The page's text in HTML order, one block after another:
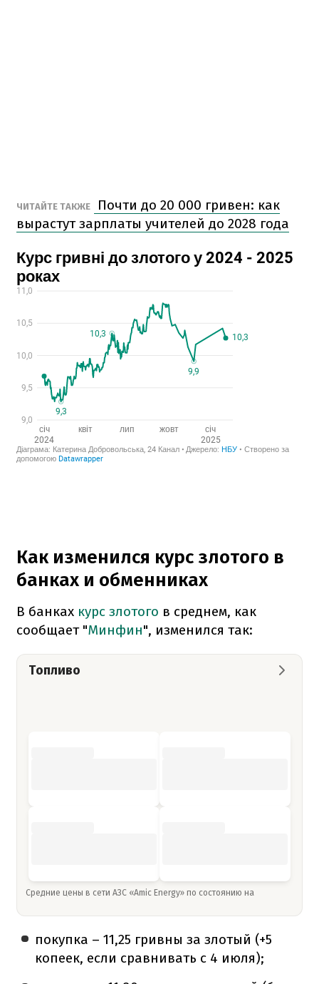
ЧИТАЙТЕ ТАКЖЕ
Почти до 20 000 гривен: как
вырастут зарплаты учителей до 2028 года
Как изменился курс злотого в
банках и обменниках
В банках курс злотого в среднем, как
сообщает "Минфин", изменился так:
Топливо
Средние цены в сети АЗС «Amic Energy» по состоянию на
покупка – 11,25 гривны за злотый (+5
копеек, если сравнивать с 4 июля);